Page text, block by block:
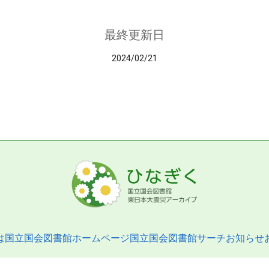
最終更新日
2024/02/21
国立国会図書館ホームページ国立国会図書館サーチお知らせ